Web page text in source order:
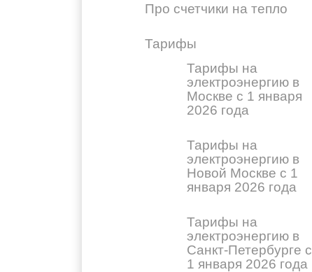
Про счетчики на тепло
Тарифы
Тарифы на
электроэнергию в
Москве с 1 января
2026 года
Тарифы на
электроэнергию в
Новой Москве с 1
января 2026 года
Тарифы на
электроэнергию в
Санкт-Петербурге с
1 января 2026 года